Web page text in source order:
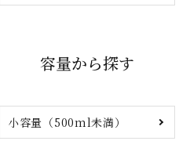
容量から探す
小容量（500ml未満）